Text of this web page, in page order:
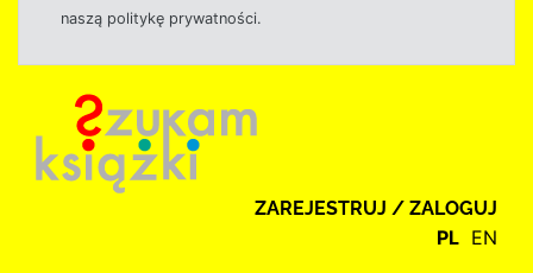
naszą politykę prywatności.
ZAREJESTRUJ / ZALOGUJ
PL EN